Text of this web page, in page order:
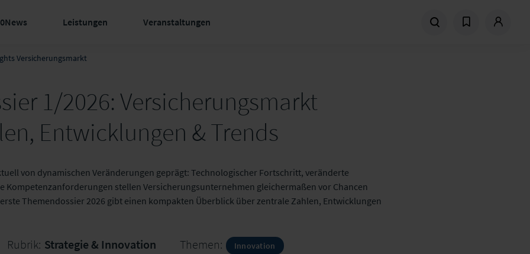
Leistungen Veranstaltungen
Versicherungsmarkt
1/2026: Versicherungsmarkt
Entwicklungen & Trends
von dynamischen Veränderungen geprägt: Technologischer Fortschritt, veränderte
Kompetenzanforderungen stellen Versicherungsunternehmen gleichermaßen vor Chancen
Themendossier 2026 gibt einen kompakten Überblick über zentrale Zahlen, Entwicklungen
Rubrik: Strategie & Innovation Themen: Innovation